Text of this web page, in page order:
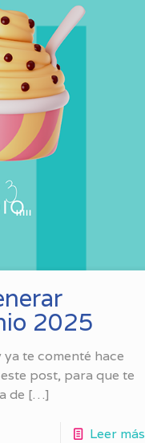
2025
te comenté hace
post, para que te
de […]
Leer más